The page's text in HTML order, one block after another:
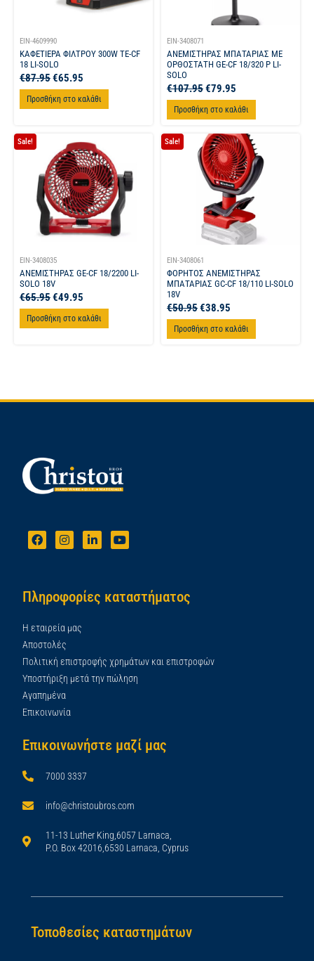
EIN-4609990
ΚΑΦΕΤΙΕΡΑ ΦΙΛΤΡΟΥ 300W TE-CF
18 LI-SOLO
€87.95€65.95
Προσθήκη στο καλάθι
EIN-3408071
ΑΝΕΜΙΣΤΗΡΑΣ ΜΠΑΤΑΡΙΑΣ ΜΕ
ΟΡΘΟΣΤΑΤΗ GE-CF 18/320 P LI-
SOLO
€107.95€79.95
Προσθήκη στο καλάθι
Sale!
EIN-3408035
ΑΝΕΜΙΣΤΗΡΑΣ GE-CF 18/2200 LI-
SOLO 18V
€65.95€49.95
Προσθήκη στο καλάθι
Sale!
EIN-3408061
ΦΟΡΗΤΟΣ ΑΝΕΜΙΣΤΗΡΑΣ
ΜΠΑΤΑΡΙΑΣ GC-CF 18/110 LI-SOLO
18V
€50.95€38.95
Προσθήκη στο καλάθι
Πληροφορίες καταστήματος
Η εταιρεία μας
Αποστολές
Πολιτική επιστροφής χρημάτων και επιστροφών
Υποστήριξη μετά την πώληση
Αγαπημένα
Επικοινωνία
Επικοινωνήστε μαζί μας
7000 3337
info@christoubros.com
11-13 Luther King,6057 Larnaca,
P.O. Box 42016,6530 Larnaca, Cyprus
Τοποθεσίες καταστημάτων